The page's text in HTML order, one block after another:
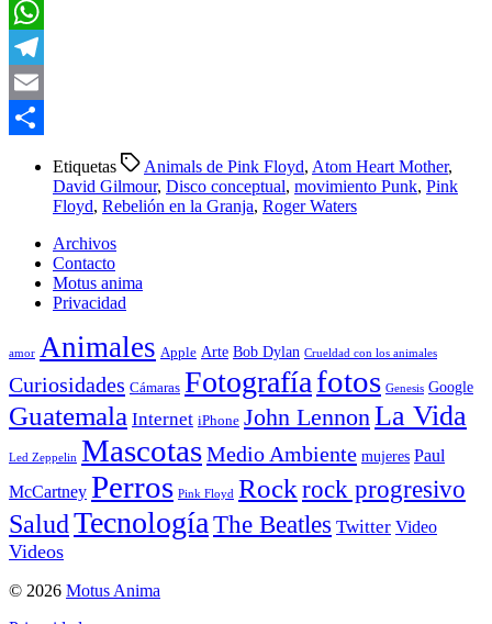
LinkedIn
WhatsApp
Telegram
Email
Etiquetas Animals de Pink Floyd, Atom Heart Mother,
David Gilmour, Disco conceptual, movimiento Punk, Pink
Floyd, Rebelión en la Granja, Roger Waters
Archivos
Contacto
Motus anima
Privacidad
amor Animales Apple Arte Bob Dylan Crueldad con los animales
Curiosidades Cámaras Fotografíafotos Genesis Google
Guatemala Internet iPhone John LennonLa Vida
Led Zeppelin MascotasMedio Ambiente mujeres Paul
McCartney Perros Pink Floyd Rock rock progresivo
SaludTecnología The Beatles Twitter Video
Videos
© 2026 Motus Anima